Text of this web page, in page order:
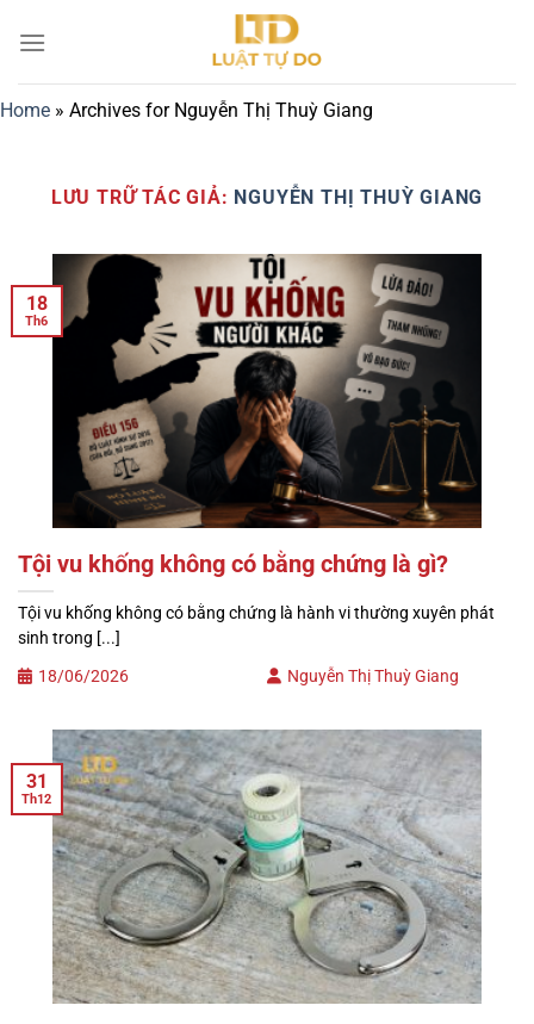
qua
dung
Home » Archives for Nguyễn Thị Thuỳ Giang
LƯU TRỮ TÁC GIẢ: NGUYỄN THỊ THUỲ GIANG
Tội vu khống không có bằng chứng là gì?
Tội vu khống không có bằng chứng là hành vi thường xuyên phát
sinh trong [...]
18/06/2026 Nguyễn Thị Thuỳ Giang
18
Th6
31
Th12